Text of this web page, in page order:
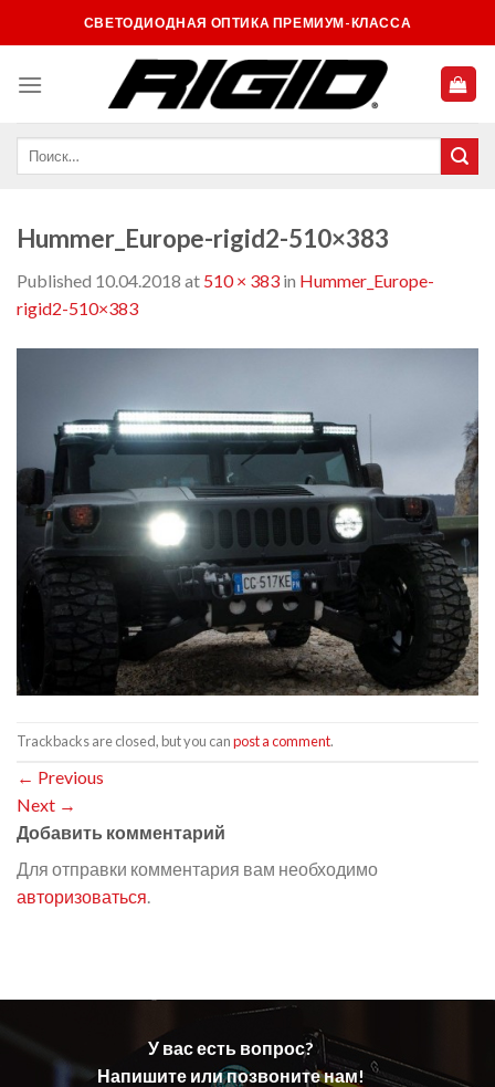
to
СВЕТОДИОДНАЯ ОПТИКА ПРЕМИУМ-КЛАССА
Hummer_Europe-rigid2-510×383
Published 10.04.2018 at 510 × 383 in Hummer_Europe-
rigid2-510×383
Trackbacks are closed, but you canpost a comment.
← Previous
Next →
Добавить комментарий
Для отправки комментария вам необходимо
авторизоваться.
У вас есть вопрос?
Напишите или позвоните нам!